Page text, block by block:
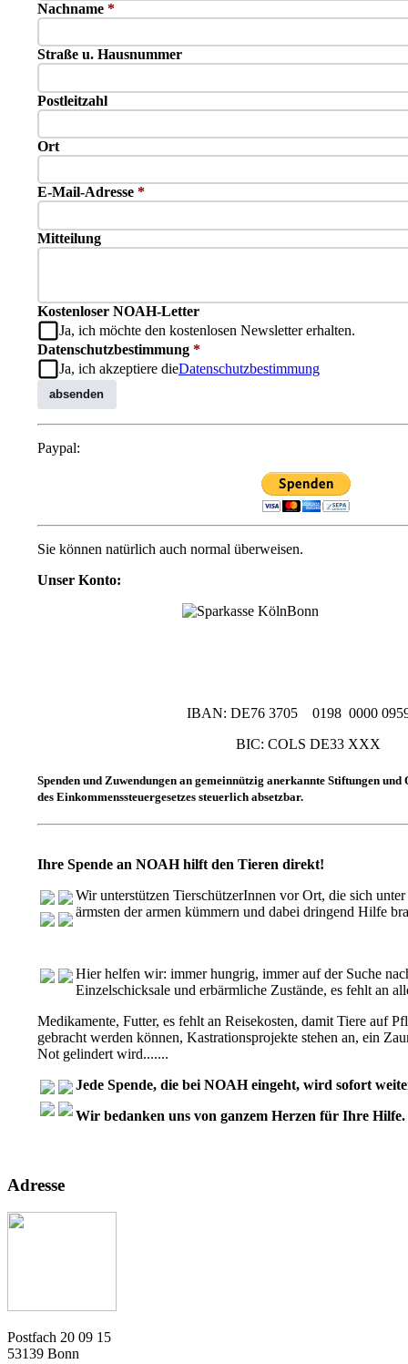
Nachname *
Straße u. Hausnummer
Postleitzahl
Ort
E-Mail-Adresse *
Mitteilung
Kostenloser NOAH-Letter
Ja, ich möchte den kostenlosen Newsletter erhalten.
Datenschutzbestimmung *
Ja, ich akzeptiere dieDatenschutzbestimmung
absenden
Paypal:
Sie können natürlich auch normal überweisen.
Unser Konto:
IBAN: DE76 3705 0198 0000
BIC: COLS DE33 XXX
Spenden und Zuwendungen an gemeinnützig anerkannte Stiftungen
des Einkommenssteuergesetzes steuerlich absetzbar.
Ihre Spende an NOAH hilft den Tieren direkt!
Wir unterstützen TierschützerInnen vor Ort, die sich
ärmsten der armen kümmern und dabei dringend Hilfe
Hier helfen wir: immer hungrig, immer auf der Suche
Einzelschicksale und erbärmliche Zustände, es fehlt an
Medikamente, Futter, es fehlt an Reisekosten, damit Tiere auf
gebracht werden können, Kastrationsprojekte stehen an, ein
Not gelindert wird.......
Jede Spende, die bei NOAH eingeht, wird sofort
Wir bedanken uns von ganzem Herzen für Ihre Hilfe.
Adresse
Postfach 20 09 15
53139 Bonn